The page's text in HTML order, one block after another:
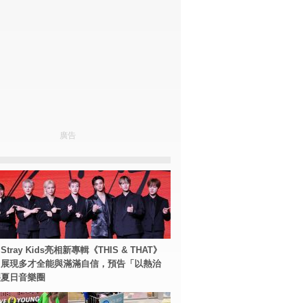
廣告
Kids亮相新專輯《THIS & THAT》
現多才全能與滿滿自信，預告「以熱治
日音樂圈